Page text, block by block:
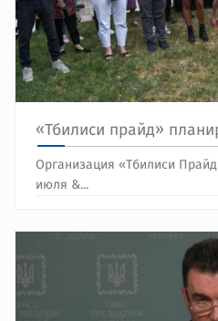
«Тбилиси прайд»
Организация «Тбилиси
июля &...